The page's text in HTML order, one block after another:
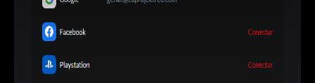
Você encontrará todos os detalhes sobre o uso de
cookies e poderá ajustar as suas preferências no menu
"Configurações" abaixo.